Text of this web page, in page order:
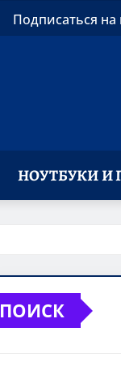
Подписаться на
НОУТБУКИ
ПОИСК